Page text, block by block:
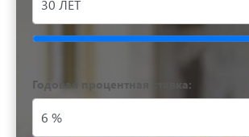
Годовая процентная ставка: